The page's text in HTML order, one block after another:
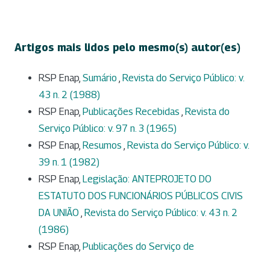
Artigos mais lidos pelo mesmo(s) autor(es)
RSP Enap, Sumário , Revista do Serviço Público: v.
43 n. 2 (1988)
RSP Enap, Publicações Recebidas , Revista do
Serviço Público: v. 97 n. 3 (1965)
RSP Enap, Resumos , Revista do Serviço Público: v.
39 n. 1 (1982)
RSP Enap, Legislação: ANTEPROJETO DO
ESTATUTO DOS FUNCIONÁRIOS PÚBLICOS CIVIS
DA UNIÃO , Revista do Serviço Público: v. 43 n. 2
(1986)
RSP Enap, Publicações do Serviço de